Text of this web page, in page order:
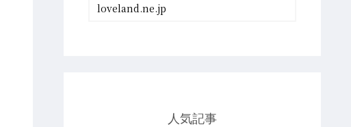
loveland.ne.jp
人気記事